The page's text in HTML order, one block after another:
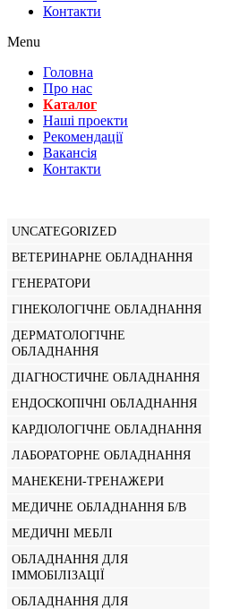
Контакти
Menu
Головна
Про нас
Каталог
Нашi проекти
Рекомендації
Вакансiя
Контакти
UNCATEGORIZED
ВЕТЕРИНАРНЕ ОБЛАДНАННЯ
ГЕНЕРАТОРИ
ГІНЕКОЛОГІЧНЕ ОБЛАДНАННЯ
ДЕРМАТОЛОГІЧНЕ
ОБЛАДНАННЯ
ДІАГНОСТИЧНЕ ОБЛАДНАННЯ
ЕНДОСКОПІЧНІ ОБЛАДНАННЯ
КАРДІОЛОГІЧНЕ ОБЛАДНАННЯ
ЛАБОРАТОРНЕ ОБЛАДНАННЯ
МАНЕКЕНИ-ТРЕНАЖЕРИ
МЕДИЧНЕ ОБЛАДНАННЯ Б/В
МЕДИЧНІ МЕБЛІ
ОБЛАДНАННЯ ДЛЯ
ІММОБІЛІЗАЦІЇ
ОБЛАДНАННЯ ДЛЯ